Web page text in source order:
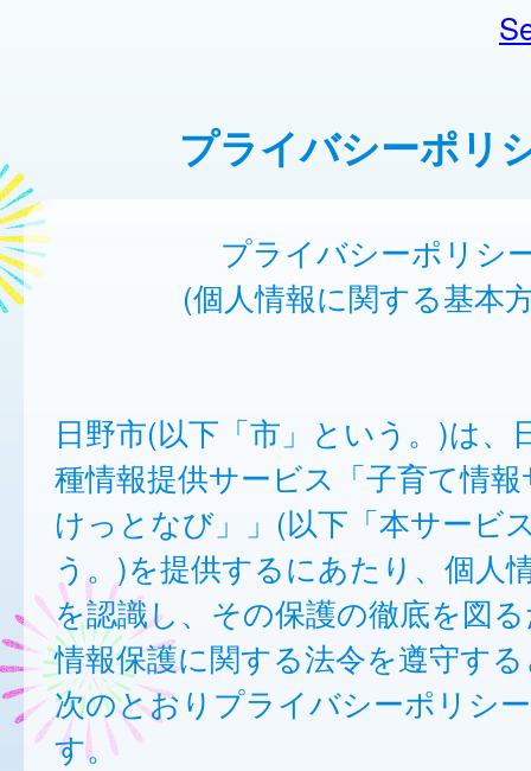
プライバシーポリ
プライバシーポリシ
(個人情報に関する基本
日野市(以下「市」という。)は、
種情報提供サービス「子育て情
けっとなび」」(以下「本サービ
う。)を提供するにあたり、個人
を認識し、その保護の徹底を図
情報保護に関する法令を遵守す
次のとおりプライバシーポリシ
す。